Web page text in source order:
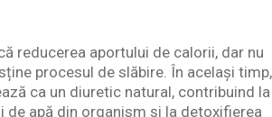
reducerea aportului de calorii, dar nu
procesul de slăbire. În același timp,
ca un diuretic natural, contribuind la
de apă din organism și la detoxifierea